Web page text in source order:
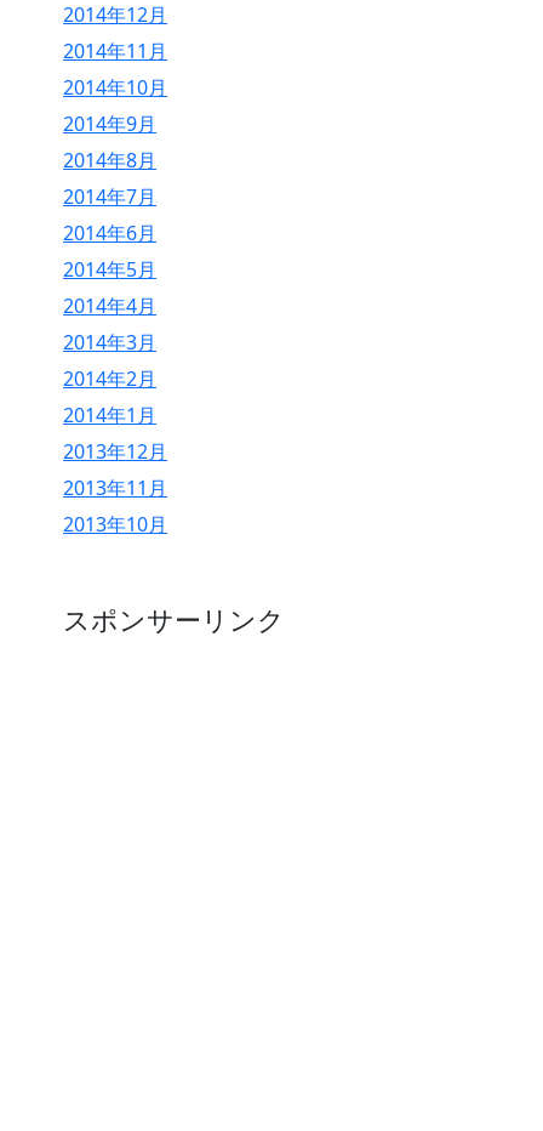
2014年12月
2014年11月
2014年10月
2014年9月
2014年8月
2014年7月
2014年6月
2014年5月
2014年4月
2014年3月
2014年2月
2014年1月
2013年12月
2013年11月
2013年10月
スポンサーリンク